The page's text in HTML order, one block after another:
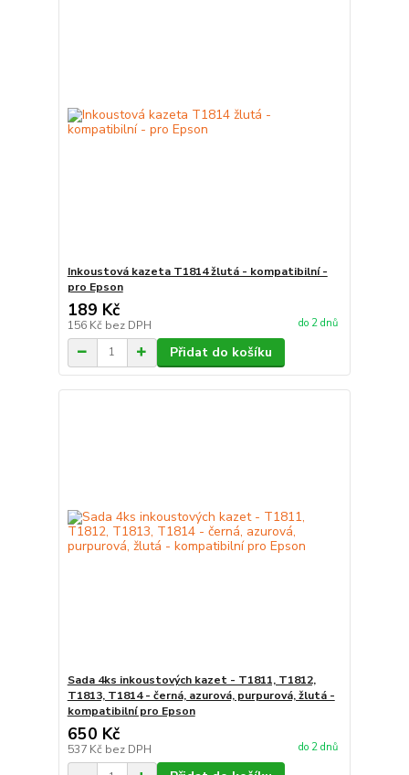
Inkoustová kazeta T1814 žlutá - kompatibilní -
pro Epson
189 Kč
156 Kč bez DPH do 2 dnů
Přidat do košíku
Sada 4ks inkoustových kazet - T1811, T1812,
T1813, T1814 - černá, azurová, purpurová, žlutá -
kompatibilní pro Epson
650 Kč
537 Kč bez DPH do 2 dnů